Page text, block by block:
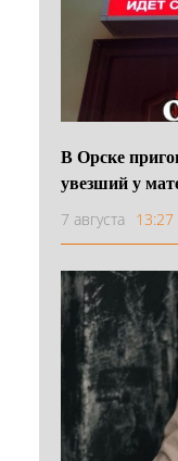
В Орске
увезший у
7 августа 13:27